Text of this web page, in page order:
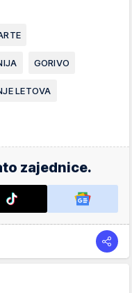
GORIVO
LETOVA
zajednice.